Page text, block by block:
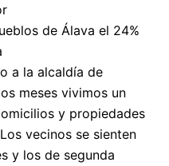
de Álava el 24%
a la alcaldía de
meses vivimos un
y propiedades
vecinos se sienten
y los de segunda